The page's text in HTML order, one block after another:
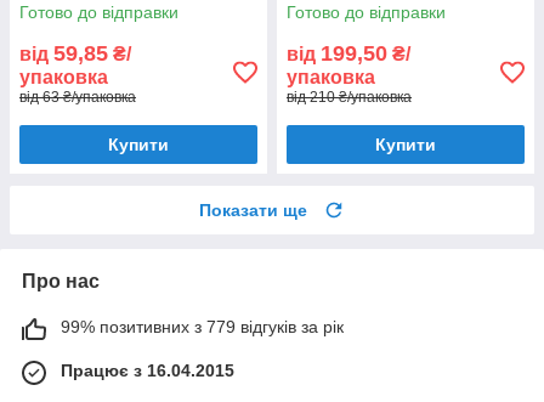
Готово до відправки
від 59,85 ₴/
упаковка
від 63 ₴/упаковка
Купити
Готово до відправки
від 199,50 ₴/
упаковка
від 210 ₴/упаковка
Купити
Показати ще
Про нас
99% позитивних з 779 відгуків за рік
Працює з 16.04.2015